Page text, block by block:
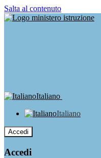
Salta al contenuto
Italiano
Italiano
Accedi
Accedi